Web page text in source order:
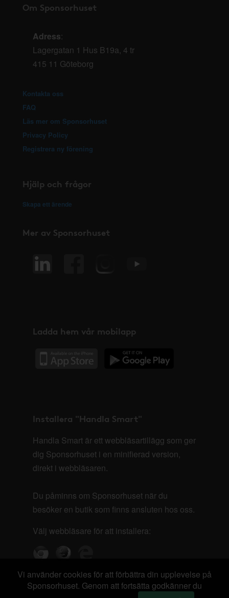
Om Sponsorhuset
Adress:
Lagergatan 1 Hus B19a, 4 tr
415 11 Göteborg
Kontakta oss
FAQ
Läs mer om Sponsorhuset
Privacy Policy
Registrera ny förening
Hjälp och frågor
Skapa ett ärende
Mer av Sponsorhuset
Ladda hem vår mobilapp
Installera "Handla Smart"
Handla Smart är ett webbläsartillägg som ger
dig Sponsorhuset i en minifierad version,
direkt i webbläsaren.
Du påminns om Sponsorhuset när du
besöker en butik som finns ansluten hos oss.
Välj webbläsare för att installera:
Vi använder cookies för att förbättra din upplevelse på
Sponsorhuset. Genom att fortsätta godkänner du